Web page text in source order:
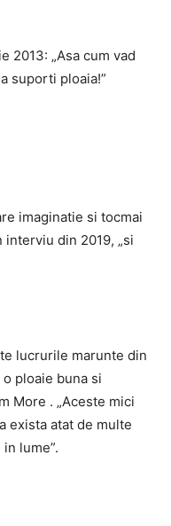
2013: „Asa cum vad
suporti ploaia!”
imaginatie si tocmai
interviu din 2019, „si
lucrurile marunte din
ploaie buna si
More . „Aceste mici
exista atat de multe
lume”.